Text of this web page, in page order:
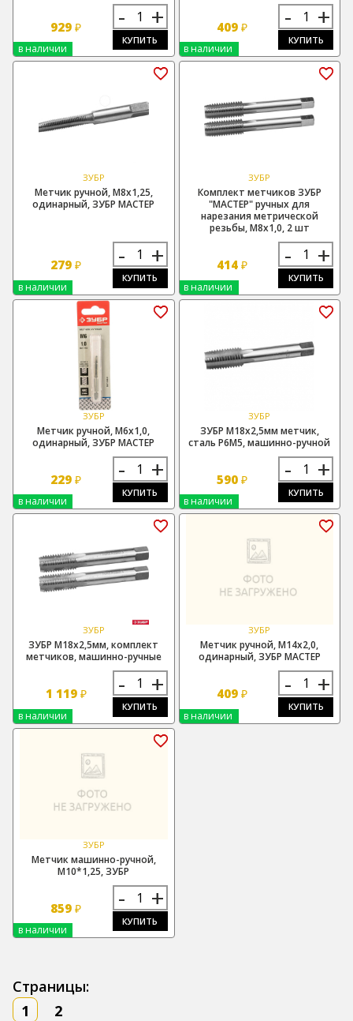
929₽ - +
КУПИТЬ
в наличии
409 ₽ - +
КУПИТЬ
в наличии
ЗУБР
Метчик ручной, М8х1,25,
одинарный, ЗУБР МАСТЕР
279₽ - +
КУПИТЬ
в наличии
ЗУБР
Комплект метчиков ЗУБР
"МАСТЕР" ручных для
нарезания метрической
резьбы, М8х1,0, 2 шт
414 ₽ - +
КУПИТЬ
в наличии
ЗУБР
Метчик ручной, М6х1,0,
одинарный, ЗУБР МАСТЕР
229₽ - +
КУПИТЬ
в наличии
ЗУБР
ЗУБР М18х2,5мм метчик,
сталь Р6М5, машинно-ручной
590 ₽ - +
КУПИТЬ
в наличии
ЗУБР
ЗУБР М18х2,5мм, комплект
метчиков, машинно-ручные
1 119 ₽ - +
КУПИТЬ
в наличии
ЗУБР
Метчик ручной, М14х2,0,
одинарный, ЗУБР МАСТЕР
409 ₽ - +
КУПИТЬ
в наличии
ЗУБР
Метчик машинно-ручной,
М10*1,25, ЗУБР
859₽ - +
КУПИТЬ
в наличии
Страницы:
1
2